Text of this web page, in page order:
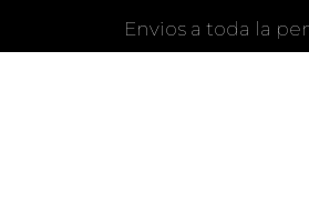
Envios a toda la